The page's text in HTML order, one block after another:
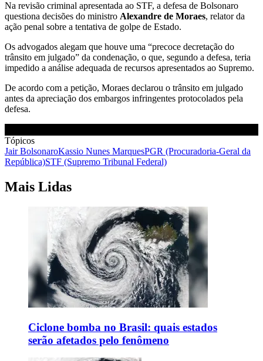
Na revisão criminal apresentada ao STF, a defesa de Bolsonaro
questiona decisões do ministro Alexandre de Moraes, relator da
ação penal sobre a tentativa de golpe de Estado.
Os advogados alegam que houve uma “precoce decretação do
trânsito em julgado” da condenação, o que, segundo a defesa, teria
impedido a análise adequada de recursos apresentados ao Supremo.
De acordo com a petição, Moraes declarou o trânsito em julgado
antes da apreciação dos embargos infringentes protocolados pela
defesa.
Tópicos
Jair BolsonaroKassio Nunes MarquesPGR (Procuradoria-Geral da
República)STF (Supremo Tribunal Federal)
Mais Lidas
Ciclone bomba no Brasil: quais estados
serão afetados pelo fenômeno